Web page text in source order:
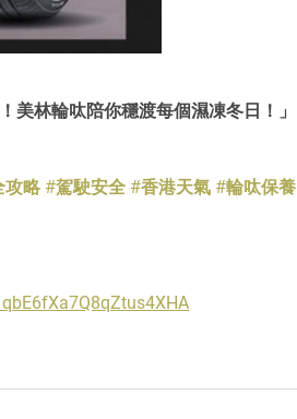
美林輪呔陪你穩渡每個濕凍冬日！」
攻略 #駕駛安全 #香港天氣 #輪呔保養